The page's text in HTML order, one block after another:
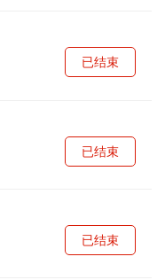
已结束
已结束
已结束